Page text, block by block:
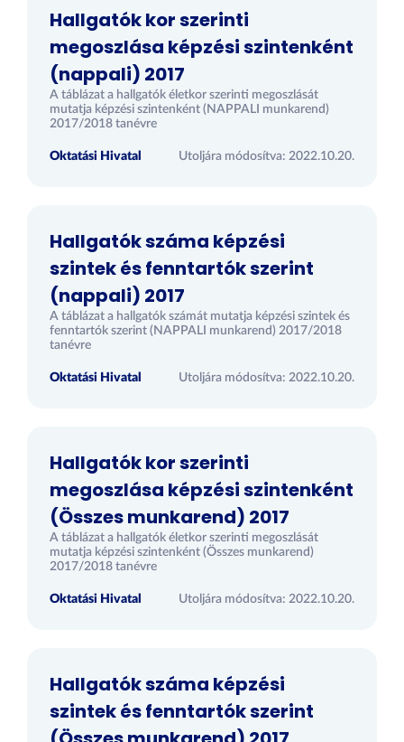
Hallgatók kor szerinti
megoszlása képzési szintenként
(nappali) 2017
A táblázat a hallgatók életkor szerinti megoszlását
mutatja képzési szintenként (NAPPALI munkarend)
2017/2018 tanévre
Oktatási Hivatal Utoljára módosítva: 2022.10.20.
Hallgatók száma képzési
szintek és fenntartók szerint
(nappali) 2017
A táblázat a hallgatók számát mutatja képzési szintek és
fenntartók szerint (NAPPALI munkarend) 2017/2018
tanévre
Oktatási Hivatal Utoljára módosítva: 2022.10.20.
Hallgatók kor szerinti
megoszlása képzési szintenként
(Összes munkarend) 2017
A táblázat a hallgatók életkor szerinti megoszlását
mutatja képzési szintenként (Összes munkarend)
2017/2018 tanévre
Oktatási Hivatal Utoljára módosítva: 2022.10.20.
Hallgatók száma képzési
szintek és fenntartók szerint